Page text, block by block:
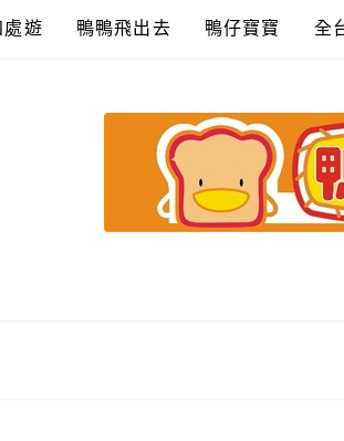
處遊 鴨鴨飛出去 鴨仔寶寶 全